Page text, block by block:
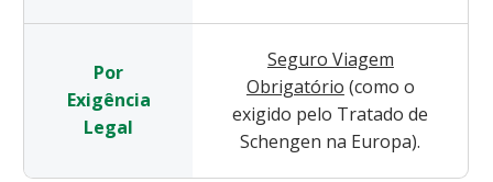
Por
Exigência
Legal
Seguro Viagem
Obrigatório (como o
exigido pelo Tratado de
Schengen na Europa).